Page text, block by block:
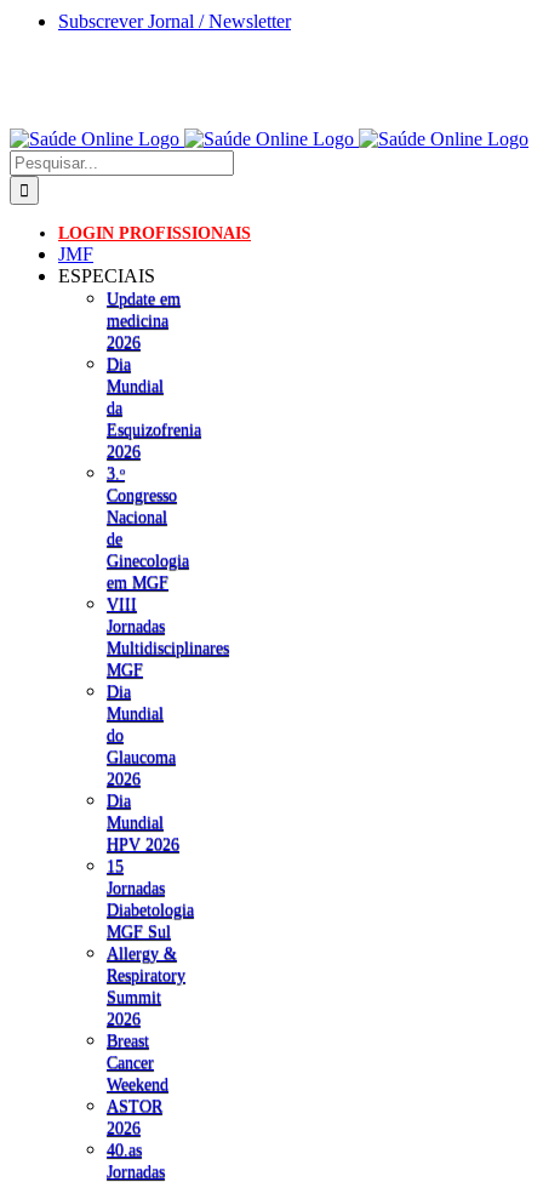
Skip
Subscrever Jornal / Newsletter
Pesquisar
LOGIN PROFISSIONAIS
JMF
ESPECIAIS
Update em
medicina
2026
Dia
Mundial
da
Esquizofrenia
2026
3.ᵒ
Congresso
Nacional
de
Ginecologia
em MGF
VIII
Jornadas
Multidisciplinares
MGF
Dia
Mundial
do
Glaucoma
2026
Dia
Mundial
HPV 2026
15
Jornadas
Diabetologia
MGF Sul
Allergy &
Respiratory
Summit
2026
Breast
Cancer
Weekend
ASTOR
2026
40.as
Jornadas